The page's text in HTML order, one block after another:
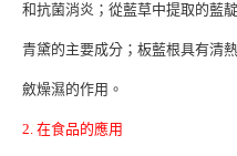
和抗菌消炎；從藍草中提取的藍
青黛的主要成分；板藍根具有清
斂燥濕的作用。
2. 在食品的應用